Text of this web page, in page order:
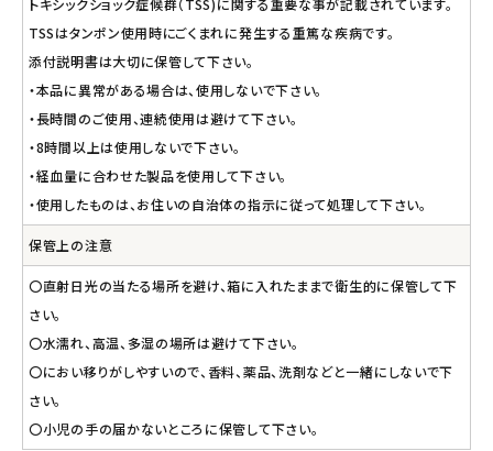
トキシックショック症候群（TSS)に関する重要な事が記載されています。
TSSはタンポン使用時にごくまれに発生する重篤な疾病です。
添付説明書は大切に保管して下さい。
・本品に異常がある場合は、使用しないで下さい。
・長時間のご使用、連続使用は避けて下さい。
・8時間以上は使用しないで下さい。
・経血量に合わせた製品を使用して下さい。
・使用したものは、お住いの自治体の指示に従って処理して下さい。
保管上の注意
〇直射日光の当たる場所を避け、箱に入れたままで衛生的に保管して下
さい。
〇水濡れ、高温、多湿の場所は避けて下さい。
〇におい移りがしやすいので、香料、薬品、洗剤などと一緒にしないで下
さい。
〇小児の手の届かないところに保管して下さい。